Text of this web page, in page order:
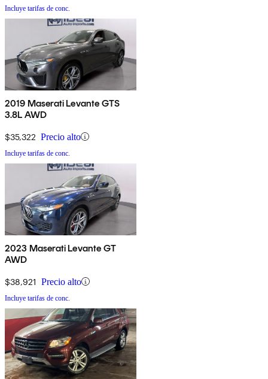
Incluye tarifas de conc.
2019 Maserati Levante GTS
3.8L AWD
$35,322 Precio alto
Incluye tarifas de conc.
2023 Maserati Levante GT
AWD
$38,921 Precio alto
Incluye tarifas de conc.